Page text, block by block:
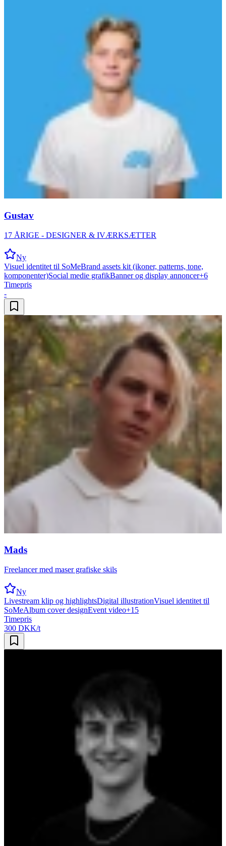
Gustav
17 ÅRIGE - DESIGNER & IVÆRKSÆTTER
Ny
Visuel identitet til SoMeBrand assets kit (ikoner, patterns, tone,
komponenter)Social medie grafikBanner og display annoncer+6
Timepris
-
Mads
Freelancer med maser grafiske skils
Ny
Livestream klip og highlightsDigital illustrationVisuel identitet til
SoMeAlbum cover designEvent video+15
Timepris
300 DKK/t